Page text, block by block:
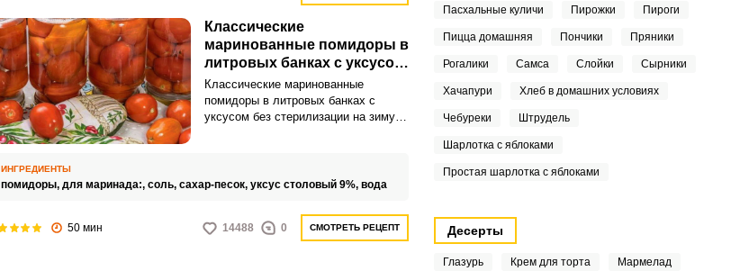
Классические
маринованные помидоры в
литровых банках с уксусом
без стерилизации на зиму
Классические маринованные
помидоры в литровых банках с
уксусом без стерилизации на зиму –
к горячим блюдам.
ИНГРЕДИЕНТЫ
помидоры, для маринада:, соль, сахар-песок, уксус столовый 9%, вода
50 мин 14488 0 СМОТРЕТЬ РЕЦЕПТ
Пасхальные куличи Пирожки Пироги
Пицца домашняя Пончики Пряники
Рогалики Самса Слойки Сырники
Хачапури Хлеб в домашних условиях
Чебуреки Штрудель
Шарлотка с яблоками
Простая шарлотка с яблоками
Десерты
Глазурь Крем для торта Мармелад